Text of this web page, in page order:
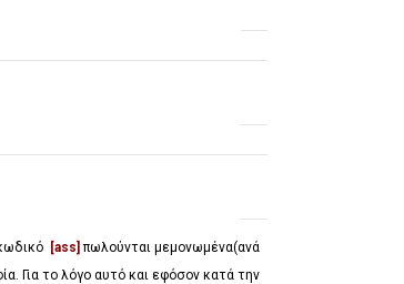
[ass] πωλούνται μεμονωμένα(ανά
Για το λόγο αυτό και εφόσον κατά την